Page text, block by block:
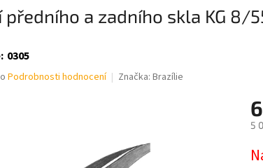
a zadního skla KG 8/
: 0305
Podrobnosti hodnocení Značka: Brazílie
5